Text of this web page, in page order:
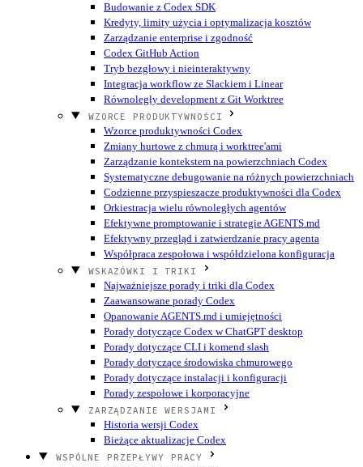
Budowanie z Codex SDK
Kredyty, limity użycia i optymalizacja kosztów
Zarządzanie enterprise i zgodność
Codex GitHub Action
Tryb bezgłowy i nieinteraktywny
Integracja workflow ze Slackiem i Linear
Równoległy development z Git Worktree
WZORCE PRODUKTYWNOŚCI
Wzorce produktywności Codex
Zmiany hurtowe z chmurą i worktree'ami
Zarządzanie kontekstem na powierzchniach Codex
Systematyczne debugowanie na różnych powierzchniach
Codzienne przyspieszacze produktywności dla Codex
Orkiestracja wielu równoległych agentów
Efektywne promptowanie i strategie AGENTS.md
Efektywny przegląd i zatwierdzanie pracy agenta
Współpraca zespołowa i współdzielona konfiguracja
WSKAZÓWKI I TRIKI
Najważniejsze porady i triki dla Codex
Zaawansowane porady Codex
Opanowanie AGENTS.md i umiejętności
Porady dotyczące Codex w ChatGPT desktop
Porady dotyczące CLI i komend slash
Porady dotyczące środowiska chmurowego
Porady dotyczące instalacji i konfiguracji
Porady zespołowe i korporacyjne
ZARZĄDZANIE WERSJAMI
Historia wersji Codex
Bieżące aktualizacje Codex
WSPÓLNE PRZEPŁYWY PRACY